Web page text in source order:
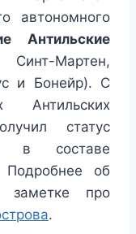
автономного
Антильские
Мартен,
и Бонейр). С
Антильских
статус
в составе
Подробнее об
про
.